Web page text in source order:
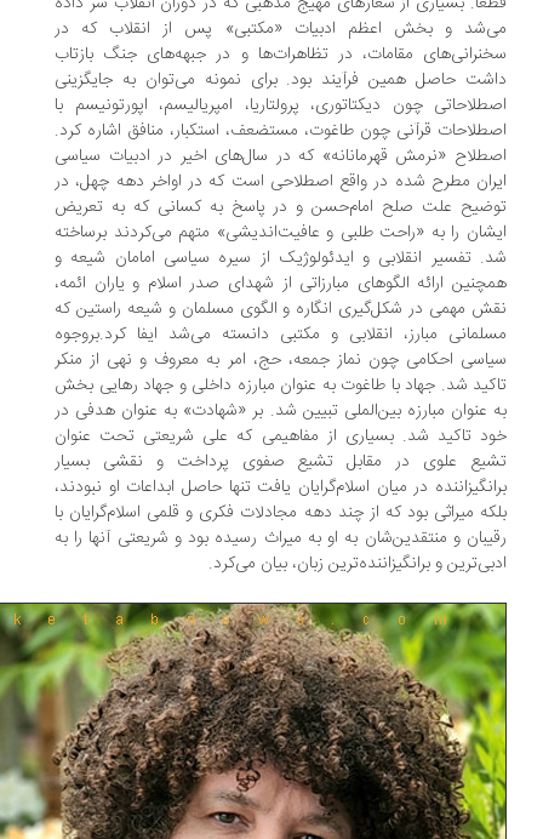
و بخش اعظم ادبیات «مکتبی» پس از انقلاب که در
مقامات، در تظاهرات‌ها و در جبهه‌های جنگ بازتاب
حاصل همین فرآیند بود. برای نمونه می‌توان به جایگزینی
چون دیکتاتوری، پرولتاریا، امپریالیسم، اپورتونیسم با
قرآنی چون طاغوت، مستضعف، استکبار، منافق اشاره کرد.
«نرمش قهرمانانه» که در سال‌های اخیر در ادبیات سیاسی
مطرح شده در واقع اصطلاحی است که در اواخر دهه چهل، در
علت صلح امام‌حسن و در پاسخ به کسانی که به تعریض
را به «راحت طلبی و عافیت‌اندیشی» متهم می‌کردند برساخته
تفسیر انقلابی و ایدئولوژیک از سیره سیاسی امامان شیعه و
ارائه الگوهای مبارزاتی از شهدای صدر اسلام و یاران ائمه،
مهمی در شکل‌گیری انگاره و الگوی مسلمان و شیعه راستین که
مبارز، انقلابی و مکتبی دانسته می‌شد ایفا کرد.بروجوه
احکامی چون نماز جمعه، حج، امر به معروف و نهی از منکر
شد‌. جهاد با طاغوت به عنوان مبارزه داخلی و جهاد رهایی بخش
عنوان مبارزه بین‌الملی تبیین شد. بر «شهادت» به عنوان هدفی در
تاکید شد. بسیاری از مفاهیمی که علی شریعتی تحت عنوان
علوی در مقابل تشیع صفوی پرداخت و نقشی بسیار
در میان اسلام‌گرایان یافت تنها حاصل ابداعات او نبودند،
میراثی بود که از چند دهه مجادلات فکری و قلمی اسلام‌گرایان با
و منتقدین‌شان به او به میراث رسیده بود و شریعتی آنها را به
و برانگیزاننده‌ترین زبان، بیان می‌کرد.